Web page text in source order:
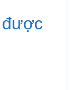
được